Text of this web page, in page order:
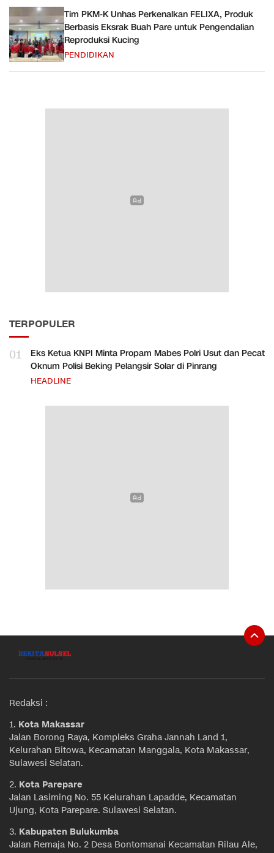
Tim PKM-K Unhas Perkenalkan FELIXA, Produk
Berbasis Eksrak Buah Pare untuk Pengendalian
Reproduksi Kucing
PENDIDIKAN
TERPOPULER
01
Eks Ketua KNPI Minta Propam Mabes Polri Usut dan Pecat
Oknum Polisi Beking Pelangsir Solar di Pinrang
HEADLINE
Redaksi :
1. Kota Makassar
Jalan Borong Raya, Kompleks Graha Jannah Land 1,
Kelurahan Bitowa, Kecamatan Manggala, Kota Makassar,
Sulawesi Selatan.
2. Kota Parepare
Jalan Lasiming No. 55 Kelurahan Lapadde, Kecamatan
Ujung, Kota Parepare. Sulawesi Selatan.
3. Kabupaten Bulukumba
Jalan Remaja No. 2 Desa Bontomanai Kecamatan Rilau Ale,